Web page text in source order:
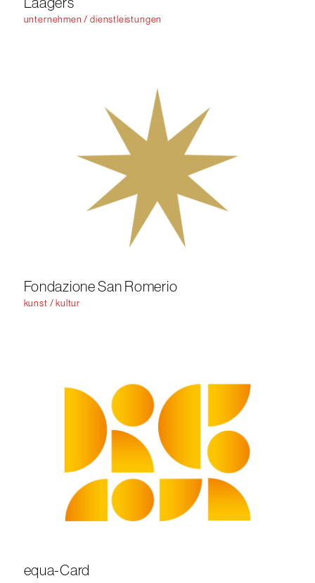
unternehmen / dienstleistungen
Fondazione San Romerio
kunst / kultur
equa-Card